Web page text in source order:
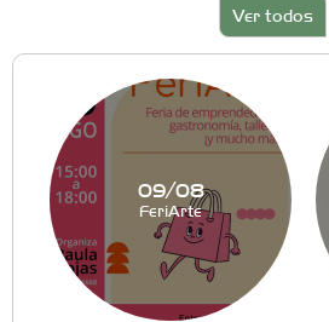
Ver todos
09/08
FeriArte